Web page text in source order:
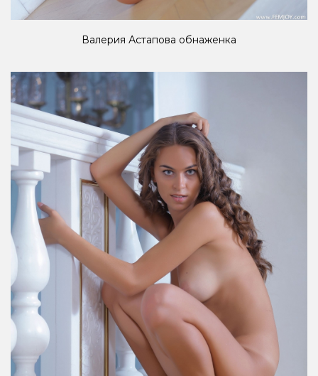
Валерия Астапова обнаженка